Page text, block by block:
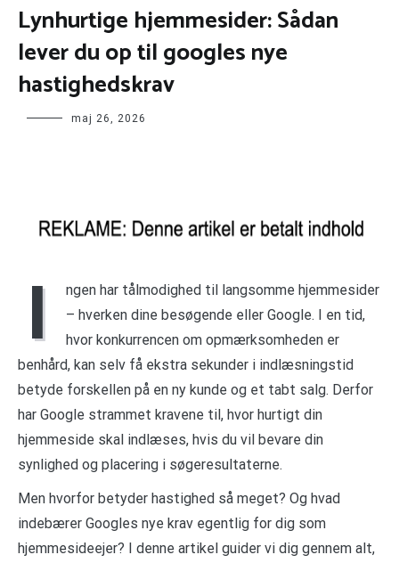
Lynhurtige hjemmesider: Sådan
lever du op til googles nye
hastighedskrav
maj 26, 2026
I
ngen har tålmodighed til langsomme hjemmesider
– hverken dine besøgende eller Google. I en tid,
hvor konkurrencen om opmærksomheden er
benhård, kan selv få ekstra sekunder i indlæsningstid
betyde forskellen på en ny kunde og et tabt salg. Derfor
har Google strammet kravene til, hvor hurtigt din
hjemmeside skal indlæses, hvis du vil bevare din
synlighed og placering i søgeresultaterne.
Men hvorfor betyder hastighed så meget? Og hvad
indebærer Googles nye krav egentlig for dig som
hjemmesideejer? I denne artikel guider vi dig gennem alt,